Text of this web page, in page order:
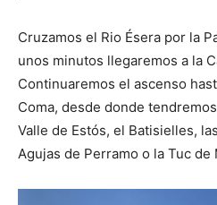
Cruzamos el Rio Ésera por la
unos minutos llegaremos a la
Continuaremos el ascenso
Coma, desde donde
Valle de Estós, el Batisielles,
Agujas de Perramo o la Tuc de